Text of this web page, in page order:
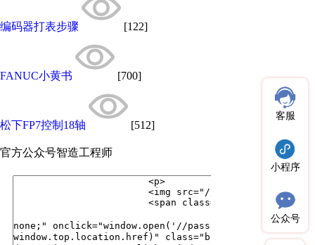
编码器打表步骤 [122]
FANUC小黄书 [700]
松下FP7控制18轴 [512]
官方公众号智造工程师
客服
小程序
公众号